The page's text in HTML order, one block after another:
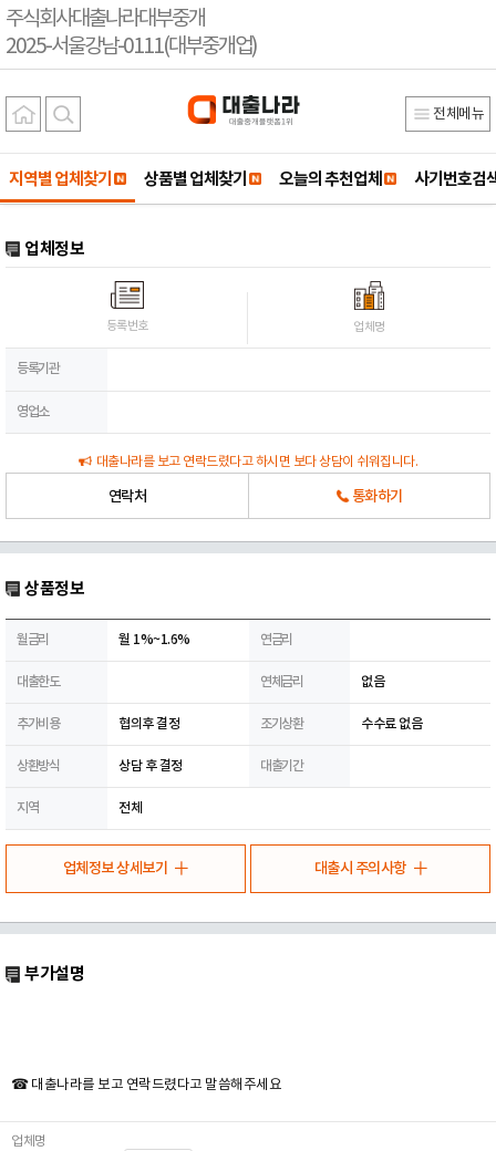
주식회사대출나라대부중개
2025-서울강남-0111(대부중개업)
전체메뉴
지역별 업체찾기 상품별 업체찾기 오늘의 추천업체 사기번호검
업체정보
등록번호 업체명
등록기관
영업소
대출나라를 보고 연락드렸다고 하시면 보다 상담이 쉬워집니다.
연락처 통화하기
상품정보
월금리 월 1%~1.6% 연금리
대출한도 연체금리 없음
추가비용 협의후 결정 조기상환 수수료 없음
상환방식 상담 후 결정 대출기간
지역 전체
업체정보 상세보기 대출시 주의사항
부가설명
☎ 대출나라를 보고 연락드렸다고 말씀해주세요
업체명